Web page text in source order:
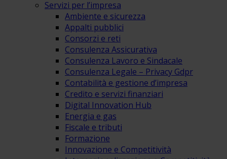
Servizi per l’impresa
Ambiente e sicurezza
Appalti pubblici
Consorzi e reti
Consulenza Assicurativa
Consulenza Lavoro e Sindacale
Consulenza Legale – Privacy Gdpr
Contabilità e gestione d’impresa
Credito e servizi finanziari
Digital Innovation Hub
Energia e gas
Fiscale e tributi
Formazione
Innovazione e Competitività